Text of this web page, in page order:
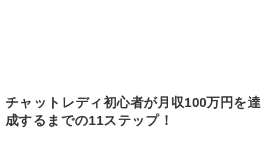
チャットレディ初心者が月収100万円を達
成するまでの11ステップ！